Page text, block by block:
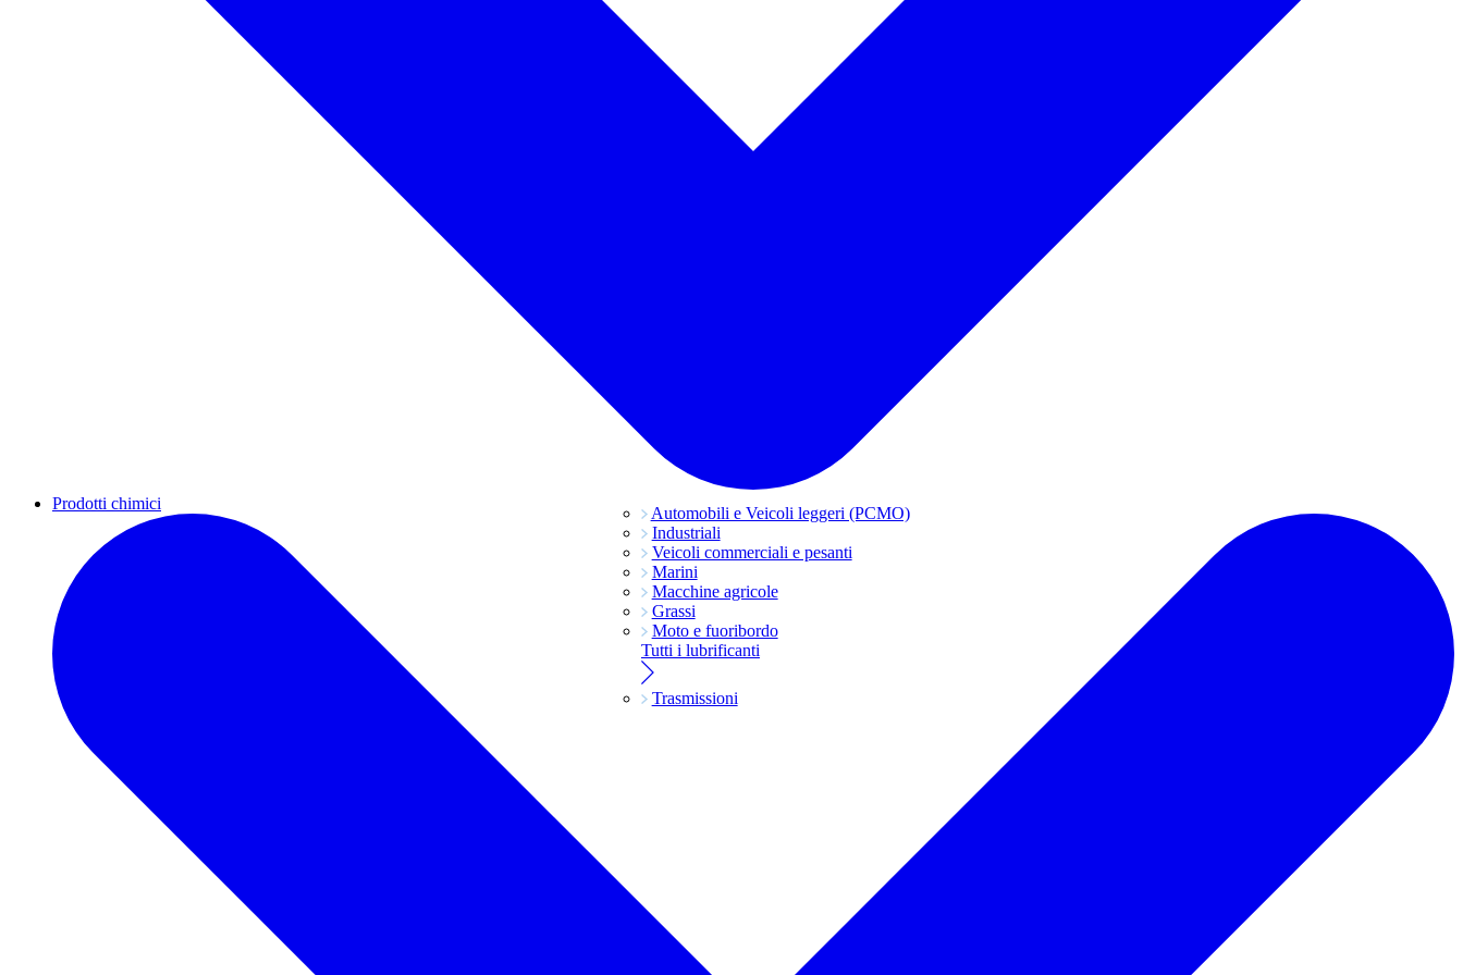
Automobili e Veicoli leggeri (PCMO)
Industriali
Veicoli commerciali e pesanti
Marini
Macchine agricole
Grassi
Moto e fuoribordo
Tutti i lubrificanti
Trasmissioni
Prodotti chimici